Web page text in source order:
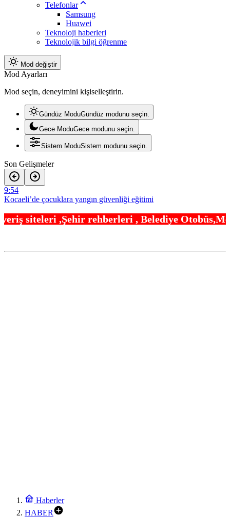
Telefonlar
Samsung
Huawei
Teknoloji haberleri
Teknolojik bilgi öğrenme
Mod değiştir
Mod Ayarları
Mod seçin, deneyimini kişiselleştirin.
Gündüz ModuGündüz modunu seçin.
Gece ModuGece modunu seçin.
Sistem ModuSistem modunu seçin.
Son Gelişmeler
9:54
Kocaeli’de çocuklara yangın güvenliği eğitimi
İzmir’in ilk lavanta parkı geliyor
9:42
5 ilde kuvvetli yağış, Marmara ve Ege’de rüzgar alarmı!
,Şehir rehberleri , Belediye
Haberler
HABER